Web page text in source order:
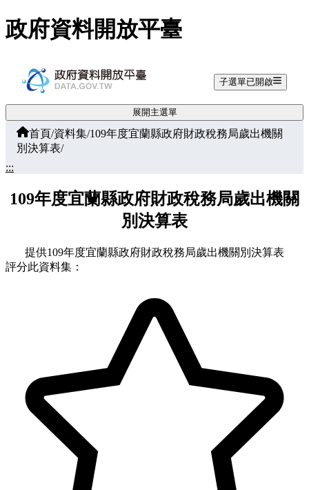
跳至主要內容
政府資料開放平臺
子選單已開啟
展開主選單
首頁/資料集/109年度宜蘭縣政府財政稅務局歲出機關
別決算表/
:::
109年度宜蘭縣政府財政稅務局歲出機關
別決算表
提供109年度宜蘭縣政府財政稅務局歲出機關別決算表
評分此資料集：